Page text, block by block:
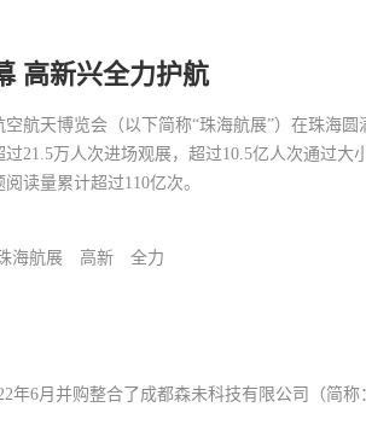
高新兴全力护航
航天博览会（以下简称“珠海航展”）在珠海圆
21.5万人次进场观展，超过10.5亿人次通过大
读量累计超过110亿次。
海航展 高新 全力
年6月并购整合了成都森未科技有限公司（简称